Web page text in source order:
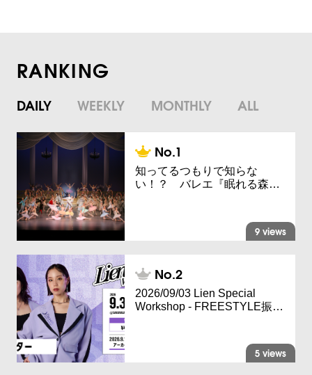
RANKING
DAILY WEEKLY MONTHLY ALL
知ってるつもりで知らな
い！？ バレエ『眠れる森…
9 views
2026/09/03 Lien Special
Workshop - FREESTYLE振…
5 views